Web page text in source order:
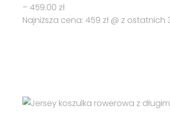
można
– 459.00 złZakres
cen:
Najniższa cena: 459 zł @ z ostatnich